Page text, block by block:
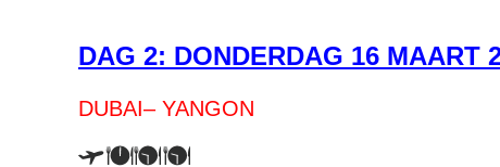
DAG 2: DONDERDAG 16 MAART
DUBAI– YANGON